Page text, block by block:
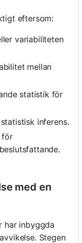
eftersom:
variabiliteten
mellan
statistik för
inferens.
för
med en
har inbyggda
Stegen